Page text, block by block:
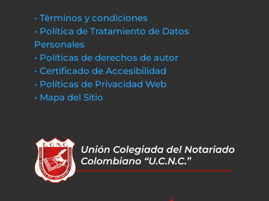
• Términos y condiciones
• Política de Tratamiento de Datos
Personales
• Políticas de derechos de autor
• Certificado de Accesibilidad
• Políticas de Privacidad Web
• Mapa del Sitio